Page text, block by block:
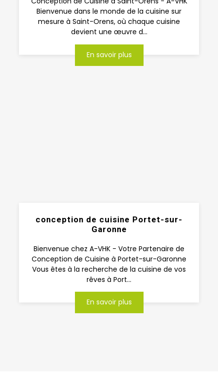
Bienvenue dans le monde de la cuisine sur
mesure à Saint-Orens, où chaque cuisine
devient une œuvre d...
En savoir plus
conception de cuisine Portet-sur-
Garonne
Bienvenue chez A-VHK - Votre Partenaire de
Conception de Cuisine à Portet-sur-Garonne
Vous êtes à la recherche de la cuisine de vos
rêves à Port...
En savoir plus